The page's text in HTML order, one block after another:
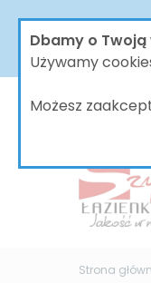
Dbamy o
Używamy
Możesz
W
Strona